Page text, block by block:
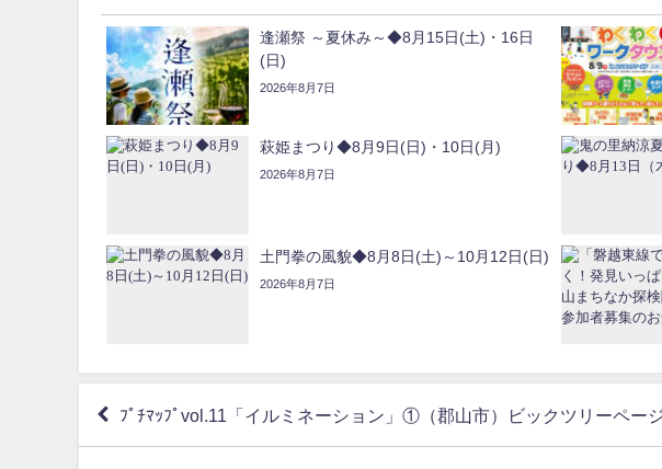
逢瀬祭 ～夏休み～◆8月15日(土)・16日
(日)
2026年8月7日
萩姫まつり◆8月9日(日)・10日(月)
2026年8月7日
土門拳の風貌◆8月8日(土)～10月12日(日)
2026年8月7日
ﾌﾟﾁﾏｯﾌﾟvol.11「イルミネーション」①（郡山市）ビックツリーペ